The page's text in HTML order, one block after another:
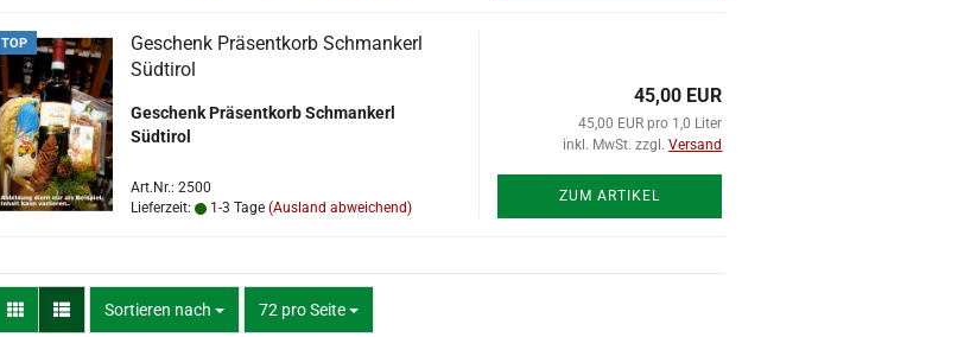
TOP
Geschenk Präsentkorb Schmankerl
Südtirol
Geschenk Präsentkorb Schmankerl
Südtirol
Art.Nr.: 2500
Lieferzeit:
1-3 Tage (Ausland abweichend)
45,00 EUR
45,00 EUR pro 1,0 Liter
inkl. MwSt. zzgl.Versand
ZUM ARTIKEL
Sortieren nach
Sortieren nach 72 pro Seite
pro Seite